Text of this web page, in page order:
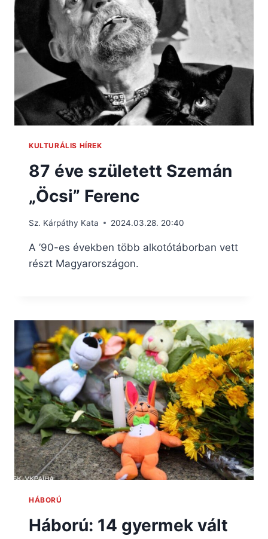
KULTURÁLIS HÍREK
87 éve született Szemán
„Öcsi” Ferenc
Sz. Kárpáthy Kata 2024.03.28. 20:40
A ’90-es években több alkotótáborban vett
részt Magyarországon.
HÁBORÚ
Háború: 14 gyermek vált